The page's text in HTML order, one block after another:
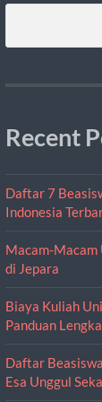
Recent
Daftar 7
Indonesia
Macam-Macam
di Jepara
Biaya Kuliah
Panduan
Daftar
Esa Unggul